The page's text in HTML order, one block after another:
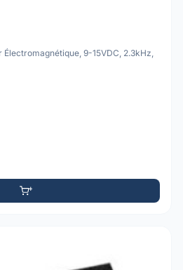
Électromagnétique, 9-15VDC, 2.3kHz,